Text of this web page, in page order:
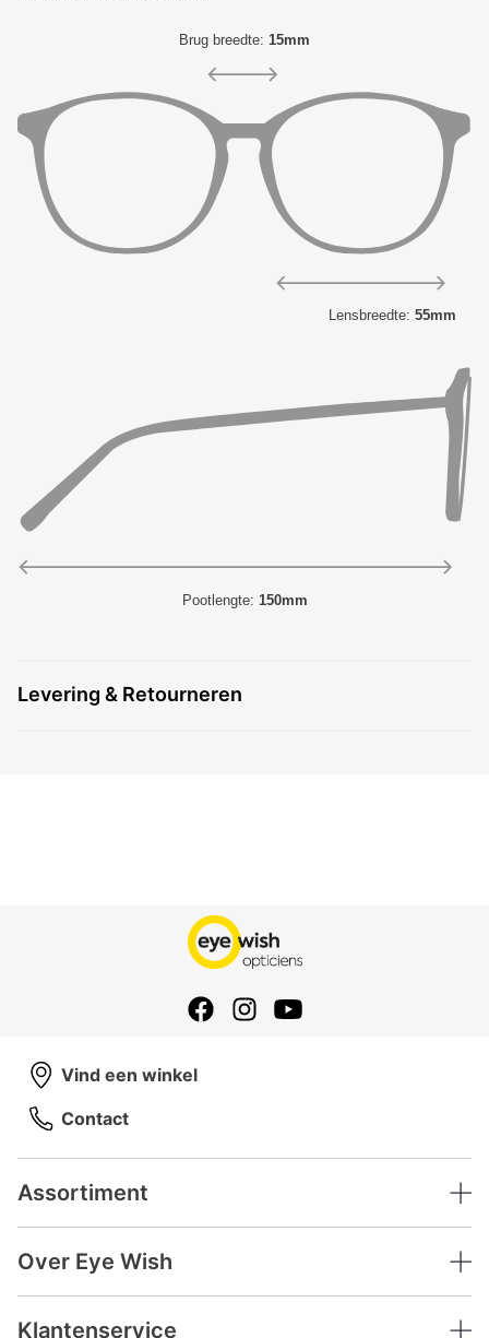
Brug breedte: 15mm
Lensbreedte: 55mm
Pootlengte: 150mm
Levering & Retourneren
Assortiment
Over Eye Wish
Klantenservice
Vind een winkel
Contact